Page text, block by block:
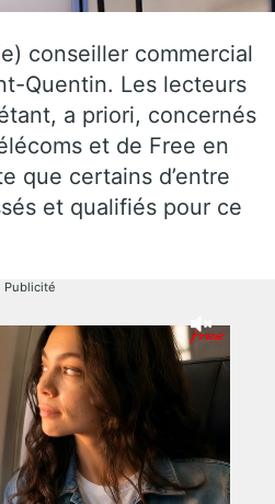
conseiller commercial
Quentin. Les lecteurs
a priori, concernés
et de Free en
que certains d’entre
et qualifiés pour ce
Publicité